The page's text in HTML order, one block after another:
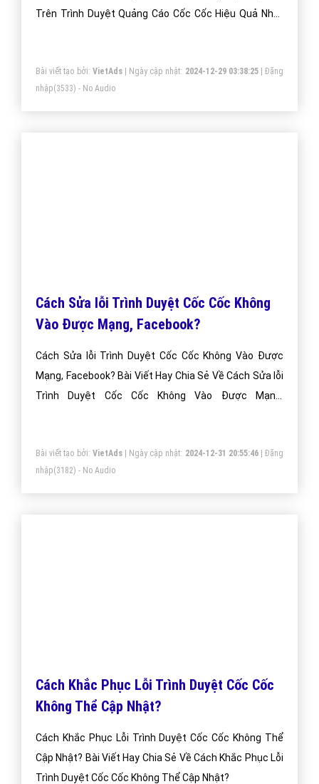
Trên Trình Duyệt Quảng Cáo Cốc Cốc Hiệu Quả Nhất
Bài viết tạo bởi: VietAds| Ngày cập nhật: 2024-12-29 03:38:25|Đăng
nhập(3533) - No Audio
Cách Sửa lỗi Trình Duyệt Cốc Cốc Không
Vào Được Mạng, Facebook?
Cách Sửa lỗi Trình Duyệt Cốc Cốc Không Vào Được
Mạng, Facebook? Bài Viết Hay Chia Sẻ Về Cách Sửa lỗi
Trình Duyệt Cốc Cốc Không Vào Được Mạng,
Bài viết tạo bởi: VietAds| Ngày cập nhật: 2024-12-31 20:55:46|Đăng
nhập(3182) - No Audio
Cách Khắc Phục Lỗi Trình Duyệt Cốc Cốc
Không Thể Cập Nhật?
Cách Khắc Phục Lỗi Trình Duyệt Cốc Cốc Không Thể
Cập Nhật? Bài Viết Hay Chia Sẻ Về Cách Khắc Phục Lỗi
Trình Duyệt Cốc Cốc Không Thể Cập Nhật?